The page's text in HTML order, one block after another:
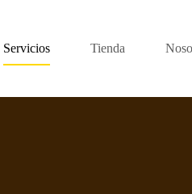
Servicios Tienda